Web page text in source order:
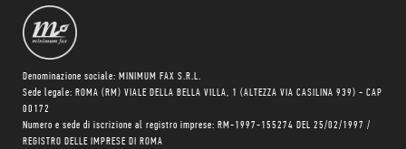
Denominazione sociale: MINIMUM FAX S.R.L.
Sede legale: ROMA (RM) VIALE DELLA BELLA VILLA, 1 (ALTEZZA VIA CASILINA 939) - CAP
00172
Numero e sede di iscrizione al registro imprese: RM-1997-155274 DEL 25/02/1997 /
REGISTRO DELLE IMPRESE DI ROMA